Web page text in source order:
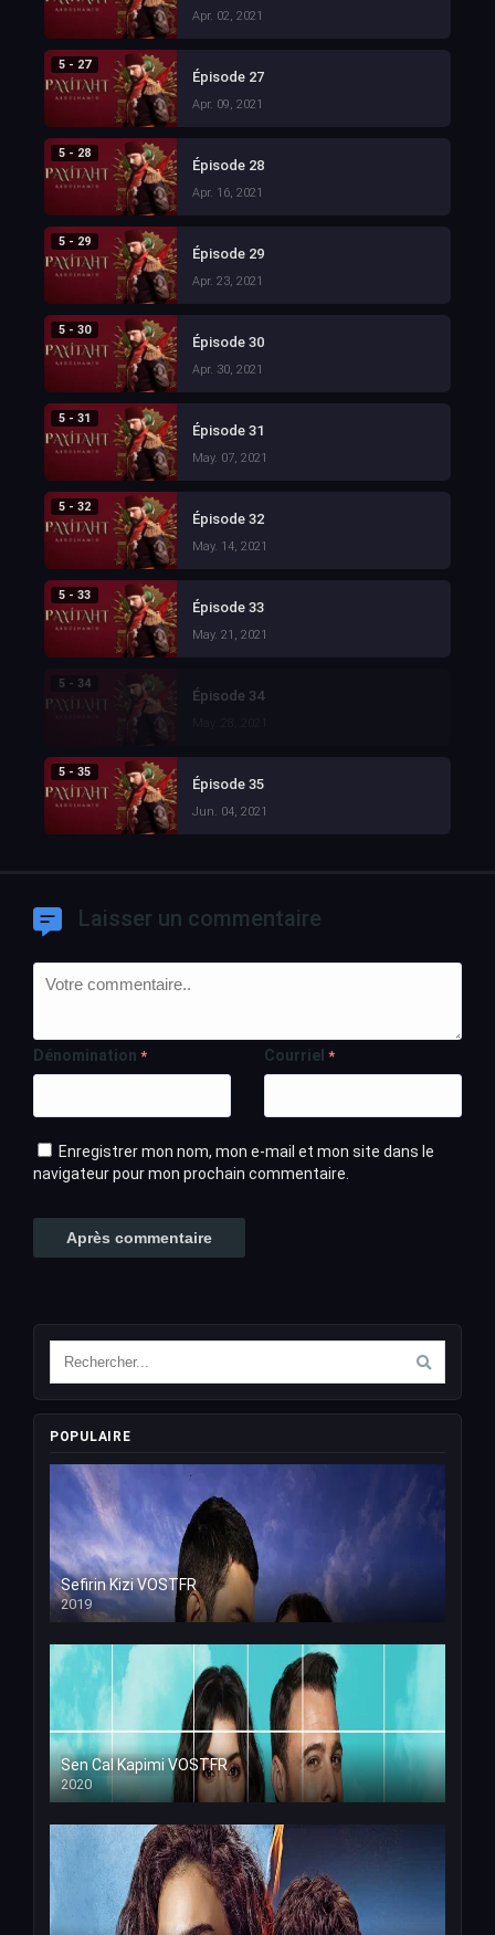
Apr. 02, 2021
5 - 27
Épisode 27
Apr. 09, 2021
5 - 28
Épisode 28
Apr. 16, 2021
5 - 29
Épisode 29
Apr. 23, 2021
5 - 30
Épisode 30
Apr. 30, 2021
5 - 31
Épisode 31
May. 07, 2021
5 - 32
Épisode 32
May. 14, 2021
5 - 33
Épisode 33
May. 21, 2021
5 - 34
Épisode 34
5 - 35
Épisode 35
Jun. 04, 2021
Laisser un commentaire
Dénomination * Courriel *
Enregistrer mon nom, mon e-mail et mon site dans le
navigateur pour mon prochain commentaire.
POPULAIRE
Sefirin Kizi VOSTFR
2019
Sen Cal Kapimi VOSTFR
2020